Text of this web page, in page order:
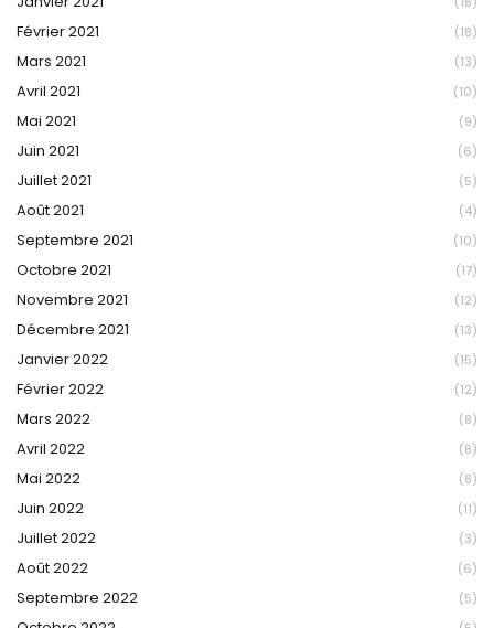
Février 2021 (18)
Mars 2021 (13)
Avril 2021 (10)
Mai 2021 (9)
Juin 2021 (6)
Juillet 2021 (5)
Août 2021 (4)
Septembre 2021 (10)
Octobre 2021 (17)
Novembre 2021 (12)
Décembre 2021 (13)
Janvier 2022 (15)
Février 2022 (12)
Mars 2022 (8)
Avril 2022 (8)
Mai 2022 (8)
Juin 2022 (11)
Juillet 2022 (3)
Août 2022 (6)
Septembre 2022 (5)